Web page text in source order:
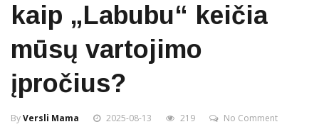
kaip „Labubu“ keičia
mūsų vartojimo
įpročius?
ByVersli Mama 2025-08-13 219 No Comment